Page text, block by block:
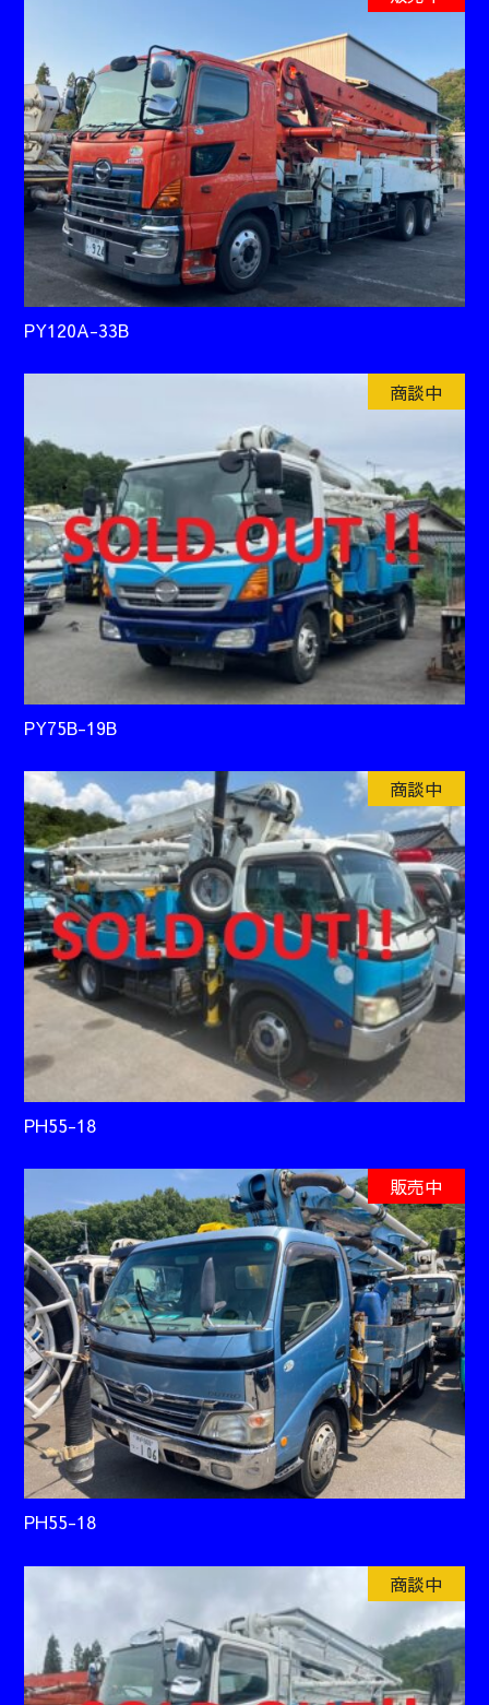
PY120A-33B
商談中
PY75B-19B
商談中
PH55-18
販売中
PH55-18
商談中